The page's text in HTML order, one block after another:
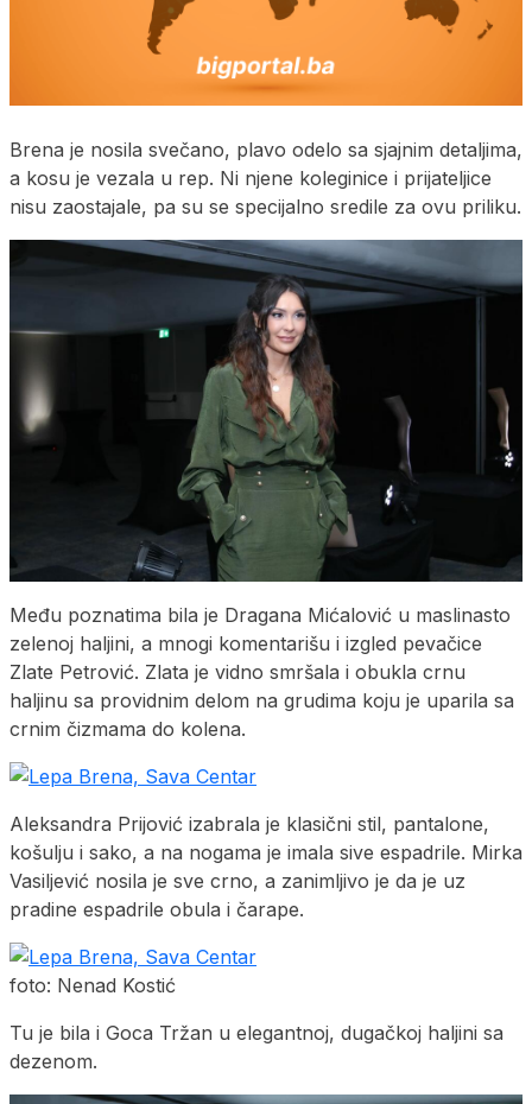
Brena je nosila svečano, plavo odelo sa sjajnim detaljima,
a kosu je vezala u rep. Ni njene koleginice i prijateljice
nisu zaostajale, pa su se specijalno sredile za ovu priliku.
Među poznatima bila je Dragana Mićalović u maslinasto
zelenoj haljini, a mnogi komentarišu i izgled pevačice
Zlate Petrović. Zlata je vidno smršala i obukla crnu
haljinu sa providnim delom na grudima koju je uparila sa
crnim čizmama do kolena.
Aleksandra Prijović izabrala je klasični stil, pantalone,
košulju i sako, a na nogama je imala sive espadrile. Mirka
Vasiljević nosila je sve crno, a zanimljivo je da je uz
pradine espadrile obula i čarape.
foto: Nenad Kostić
Tu je bila i Goca Tržan u elegantnoj, dugačkoj haljini sa
dezenom.